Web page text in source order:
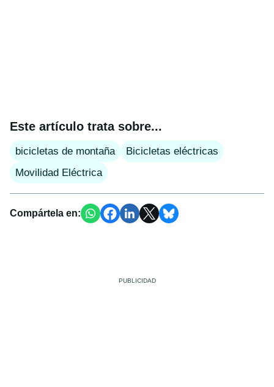
Este artículo trata sobre...
bicicletas de montaña
Bicicletas eléctricas
Movilidad Eléctrica
Compártela en: